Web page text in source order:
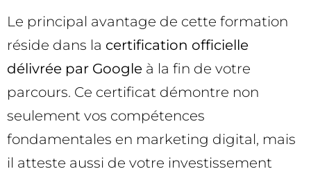
Le principal avantage de cette formation
réside dans la certification officielle
délivrée par Google à la fin de votre
parcours. Ce certificat démontre non
seulement vos compétences
fondamentales en marketing digital, mais
il atteste aussi de votre investissement